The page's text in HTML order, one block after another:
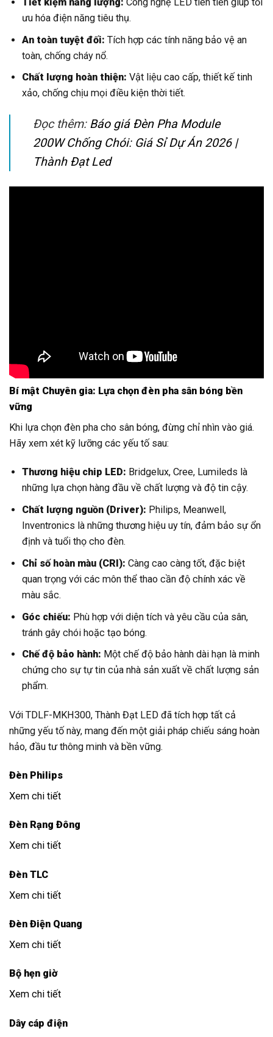
ưu hóa điện năng tiêu thụ.
An toàn tuyệt đối: Tích hợp các tính năng bảo vệ an
toàn, chống cháy nổ.
Chất lượng hoàn thiện: Vật liệu cao cấp, thiết kế tinh
xảo, chống chịu mọi điều kiện thời tiết.
Đọc thêm: Báo giá Đèn Pha Module
200W Chống Chói: Giá Sỉ Dự Án 2026 |
Thành Đạt Led
Bí mật Chuyên gia: Lựa chọn đèn pha sân bóng bền
vững
Khi lựa chọn đèn pha cho sân bóng, đừng chỉ nhìn vào giá.
Hãy xem xét kỹ lưỡng các yếu tố sau:
Thương hiệu chip LED: Bridgelux, Cree, Lumileds là
những lựa chọn hàng đầu về chất lượng và độ tin cậy.
Chất lượng nguồn (Driver): Philips, Meanwell,
Inventronics là những thương hiệu uy tín, đảm bảo sự ổn
định và tuổi thọ cho đèn.
Chỉ số hoàn màu (CRI): Càng cao càng tốt, đặc biệt
quan trọng với các môn thể thao cần độ chính xác về
màu sắc.
Góc chiếu: Phù hợp với diện tích và yêu cầu của sân,
tránh gây chói hoặc tạo bóng.
Chế độ bảo hành: Một chế độ bảo hành dài hạn là minh
chứng cho sự tự tin của nhà sản xuất về chất lượng sản
phẩm.
Với TDLF-MKH300, Thành Đạt LED đã tích hợp tất cả
những yếu tố này, mang đến một giải pháp chiếu sáng hoàn
hảo, đầu tư thông minh và bền vững.
Đèn Philips
Xem chi tiết
Đèn Rạng Đông
Xem chi tiết
Đèn TLC
Xem chi tiết
Đèn Điện Quang
Xem chi tiết
Bộ hẹn giờ
Xem chi tiết
Dây cáp điện